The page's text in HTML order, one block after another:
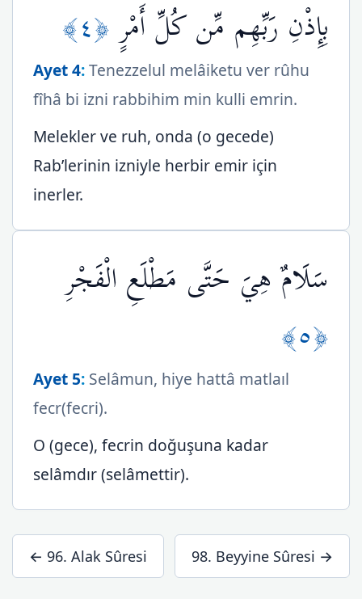
بِإِذْنِ رَبِّهِم مِّن كُلِّ أَمْرٍ﴿٤﴾
Ayet 4:Tenezzelul melâiketu ver rûhu
fîhâ bi izni rabbihim min kulli emrin.
Melekler ve ruh, onda (o gecede)
Rab’lerinin izniyle herbir emir için
inerler.
سَلَامٌ هِيَ حَتَّى مَطْلَعِ الْفَجْرِ
﴿٥﴾
Ayet 5: Selâmun, hiye hattâ matlaıl
fecr(fecri).
O (gece), fecrin doğuşuna kadar
selâmdır (selâmettir).
← 96. Alak Sûresi 98. Beyyine Sûresi →